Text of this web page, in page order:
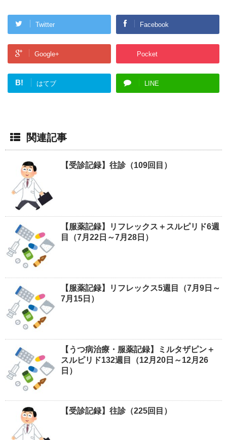
Twitter Facebook
Google+ Pocket
B! はてブ LINE
関連記事
【受診記録】往診（109回目）
【服薬記録】リフレックス＋スルピリド6週
目（7月22日～7月28日）
【服薬記録】リフレックス5週目（7月9日～
7月15日）
【うつ病治療・服薬記録】ミルタザピン＋
スルピリド132週目（12月20日～12月26
日）
【受診記録】往診（225回目）